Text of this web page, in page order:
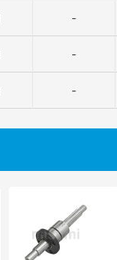
-
-
-